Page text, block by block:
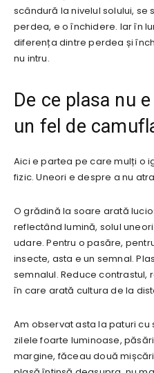
scândură la nivelul solului, se
perdea, e o închidere. Iar în
diferența dintre perdea și
nu intru.
De ce plasa nu
un fel de
Aici e partea pe care mulți o
fizic. Uneori e despre a nu
O grădină la soare arată
reflectând lumină, solul
udare. Pentru o pasăre,
insecte, asta e un semnal.
semnalul. Reduce contrastul,
în care arată cultura de la
Am observat asta la paturi cu
zilele foarte luminoase,
margine, făceau două